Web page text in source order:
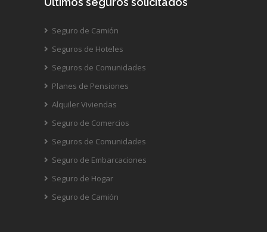
Seguro de Camión
Seguros de Hoteles
Seguros de Comunidades
Planes de Pensiones
Alquiler Viviendas
Seguro de Comercios
Seguros de Comunidades
Seguro de Embarcaciones
Seguro de Hogar
Seguro de Camión